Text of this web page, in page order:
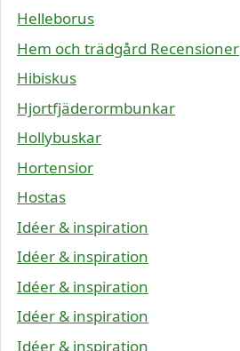
Helleborus
Hem och trädgård Recensioner
Hibiskus
Hjortfjäderormbunkar
Hollybuskar
Hortensior
Hostas
Idéer & inspiration
Idéer & inspiration
Idéer & inspiration
Idéer & inspiration
Idéer & inspiration